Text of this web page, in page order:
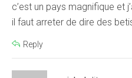
c’est un pays magnifique et
il faut arreter de dire des
Reply